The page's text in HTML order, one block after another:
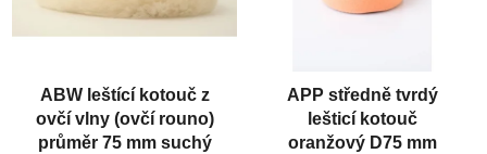
ABW leštící kotouč z
ovčí vlny (ovčí rouno)
průměr 75 mm suchý
APP středně tvrdý
lešticí kotouč
oranžový D75 mm